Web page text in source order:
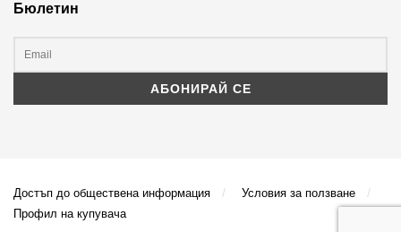
Бюлетин
Достъп до обществена информация
Условия за ползване
Профил на купувача